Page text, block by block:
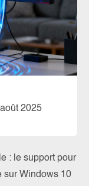
2025
: le support pour
sur Windows 10